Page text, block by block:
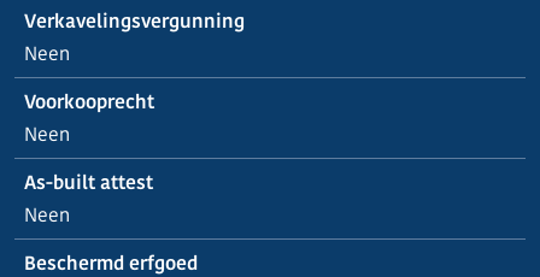
Verkavelingsvergunning
Neen
Voorkooprecht
Neen
As-built attest
Neen
Beschermd erfgoed